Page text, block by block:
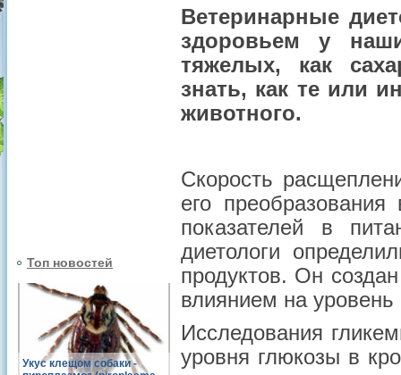
Топ новостей
Укус клещом собаки -
Ветеринарные
здоровьем у
тяжелых, как
знать, как те или
животного.
Скорость
его
показателей в
диетологи
продуктов. Он
влиянием на уровень
Исследования
уровня глюкозы в